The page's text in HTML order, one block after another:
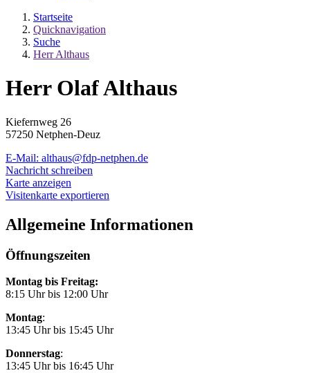
Startseite
Quicknavigation
Suche
Herr Althaus
Herr Olaf Althaus
Kiefernweg 26
57250 Netphen-Deuz
E-Mail: althaus@fdp-netphen.de
Nachricht schreiben
Karte anzeigen
Visitenkarte exportieren
Allgemeine Informationen
Öffnungszeiten
Montag bis Freitag:
8:15 Uhr bis 12:00 Uhr
Montag:
13:45 Uhr bis 15:45 Uhr
Donnerstag:
13:45 Uhr bis 16:45 Uhr